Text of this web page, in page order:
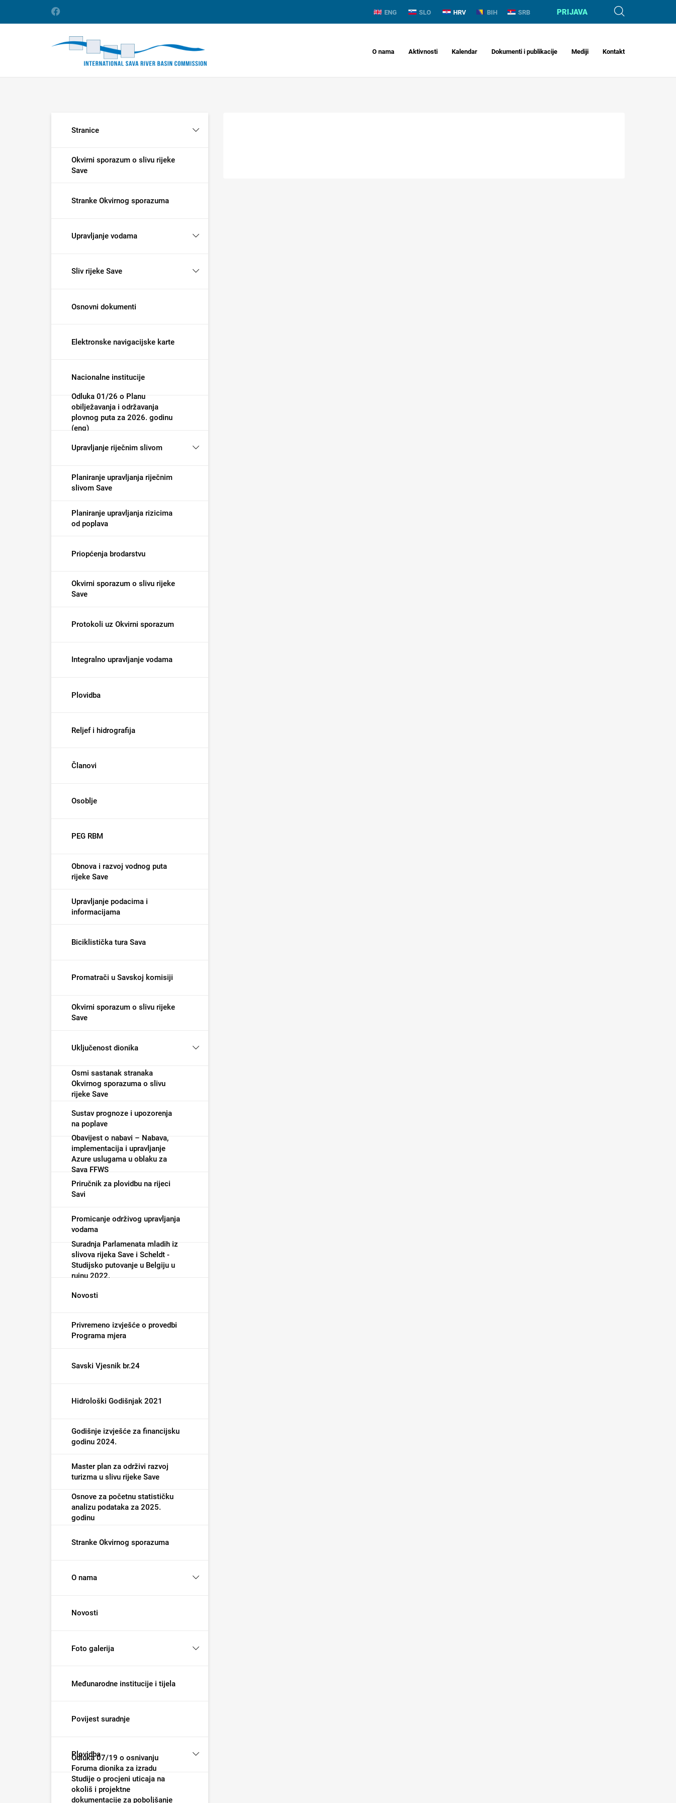
ENG SLO HRV BIH SRB PRIJAVA
O nama Aktivnosti Kalendar Dokumenti i publikacije Mediji Kontakt
Stranice
Okvirni sporazum o slivu rijeke
Save
Stranke Okvirnog sporazuma
Upravljanje vodama
Sliv rijeke Save
Osnovni dokumenti
Elektronske navigacijske karte
Nacionalne institucije
Odluka 01/26 o Planu
obilježavanja i održavanja
plovnog puta za 2026. godinu
(eng)
Upravljanje riječnim slivom
Planiranje upravljanja riječnim
slivom Save
Planiranje upravljanja rizicima
od poplava
Priopćenja brodarstvu
Okvirni sporazum o slivu rijeke
Save
Protokoli uz Okvirni sporazum
Integralno upravljanje vodama
Plovidba
Reljef i hidrografija
Članovi
Osoblje
PEG RBM
Obnova i razvoj vodnog puta
rijeke Save
Upravljanje podacima i
informacijama
Biciklistička tura Sava
Promatrači u Savskoj komisiji
Okvirni sporazum o slivu rijeke
Save
Uključenost dionika
Osmi sastanak stranaka
Okvirnog sporazuma o slivu
rijeke Save
Sustav prognoze i upozorenja
na poplave
Obavijest o nabavi – Nabava,
implementacija i upravljanje
Azure uslugama u oblaku za
Sava FFWS
Priručnik za plovidbu na rijeci
Savi
Promicanje održivog upravljanja
vodama
Suradnja Parlamenata mladih iz
slivova rijeka Save i Scheldt -
Studijsko putovanje u Belgiju u
rujnu 2022.
Novosti
Privremeno izvješće o provedbi
Programa mjera
Savski Vjesnik br.24
Hidrološki Godišnjak 2021
Godišnje izvješće za financijsku
godinu 2024.
Master plan za održivi razvoj
turizma u slivu rijeke Save
Osnove za početnu statističku
analizu podataka za 2025.
godinu
Stranke Okvirnog sporazuma
O nama
Novosti
Foto galerija
Međunarodne institucije i tijela
Povijest suradnje
Plovidba
Odluka 07/19 o osnivanju
Foruma dionika za izradu
Studije o procjeni uticaja na
okoliš i projektne
dokumentacije za poboljšanje